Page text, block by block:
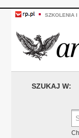
SZKOLENIA I
SZUKAJ W: